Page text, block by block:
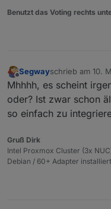
Benutzt das Voting rechts
Offline
Segwayschrieb am 10.
zuletzt editiert
Mhhhh, es scheint
oder? Ist zwar schon
so einfach zu
Gruß Dirk
Intel Proxmox Cluster (3x
Debian / 60+ Adapter installiert